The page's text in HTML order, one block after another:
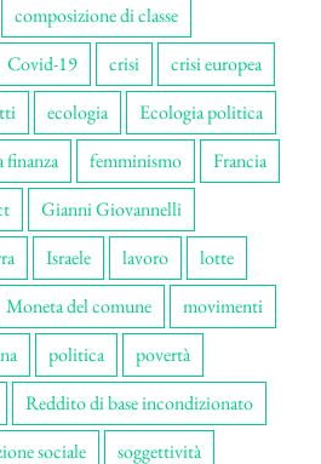
composizione di classe
Covid-19 crisi
crisi europea
ecologia
Ecologia politica
finanza femminismo
Francia
Gianni Giovannelli
Israele lavoro
lotte
Moneta del comune
movimenti
politica
povertà
Reddito di base incondizionato
sociale soggettività